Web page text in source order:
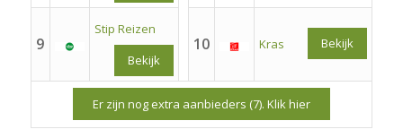
9
Stip Reizen
Bekijk
10 Kras Bekijk
Er zijn nog extra aanbieders (7). Klik hier